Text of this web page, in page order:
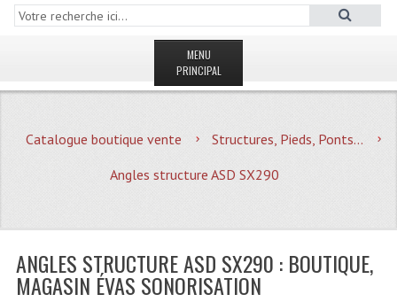
MENU
PRINCIPAL
MAGASIN
Quoi De Neuf?
Plan Acces, Horaires.
Location De Matériel
Catalogue boutique vente
Structures, Pieds, Ponts...
Angles structure ASD SX290
ANGLES STRUCTURE ASD SX290 : BOUTIQUE,
MAGASIN ÉVAS SONORISATION